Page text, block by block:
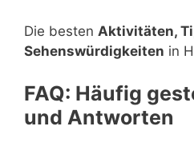
Die besten Aktivitäten,
Sehenswürdigkeiten in
FAQ: Häufig
und Antworten